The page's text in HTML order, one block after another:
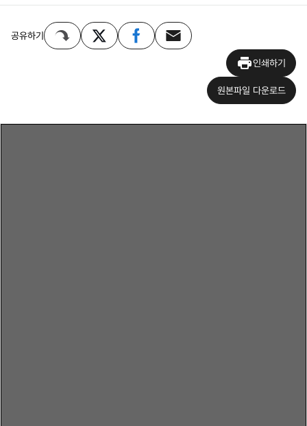
공유하기
인쇄하기
원본파일 다운로드